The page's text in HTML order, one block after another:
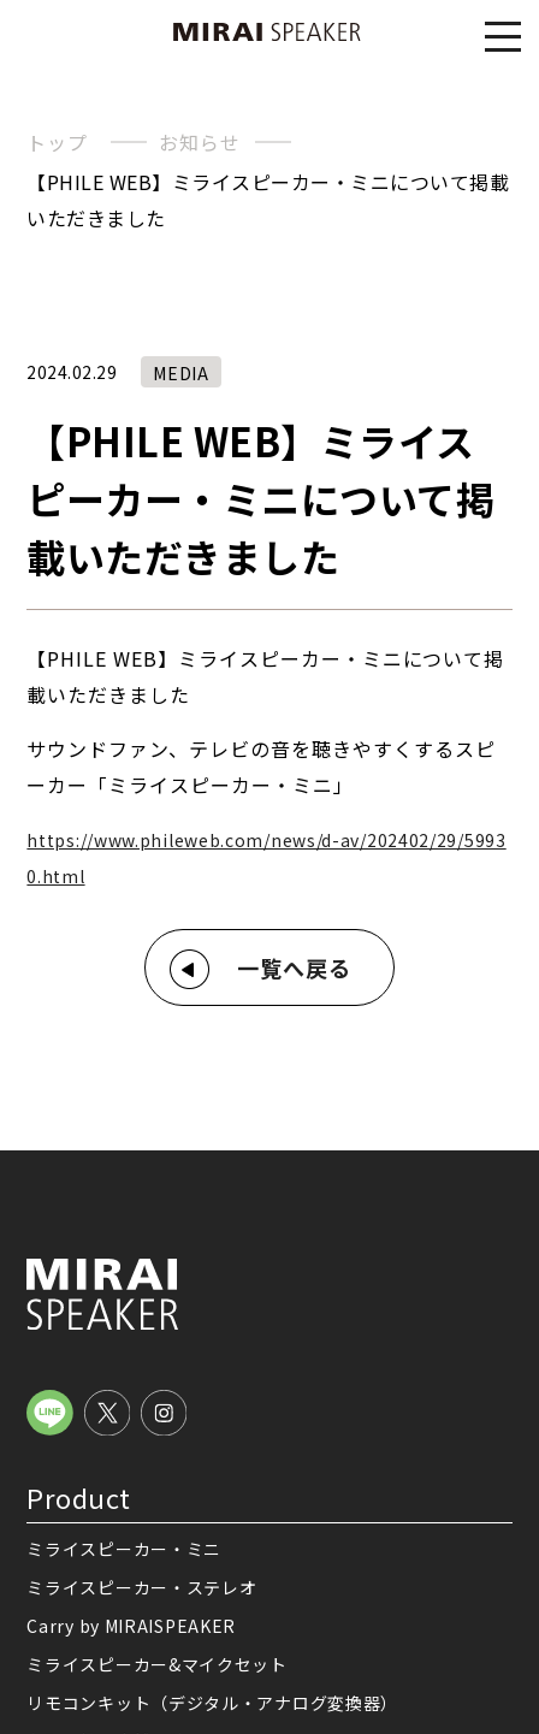
トップ
お知らせ
【PHILE WEB】ミライスピーカー・ミニについて掲載
いただきました
2024.02.29 MEDIA
【PHILE WEB】ミライス
ピーカー・ミニについて掲
載いただきました
【PHILE WEB】ミライスピーカー・ミニについて掲
載いただきました
サウンドファン、テレビの音を聴きやすくするスピ
ーカー「ミライスピーカー・ミニ」
https://www.phileweb.com/news/d-av/202402/29/5993
0.html
一覧へ戻る
Product
ミライスピーカー・ミニ
ミライスピーカー・ステレオ
Carry by MIRAISPEAKER
ミライスピーカー&マイクセット
リモコンキット（デジタル・アナログ変換器）